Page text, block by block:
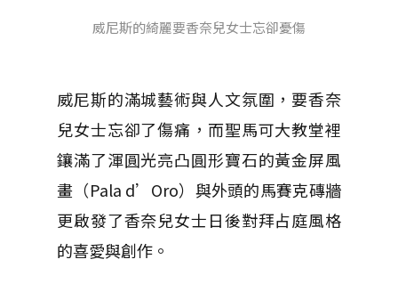
威尼斯的綺麗要香奈兒女士忘卻憂傷
威尼斯的滿城藝術與人文氛圍，要香奈
兒女士忘卻了傷痛，而聖馬可大教堂裡
鑲滿了渾圓光亮凸圓形寶石的黃金屏風
畫（Pala d’Oro）與外頭的馬賽克磚牆
更啟發了香奈兒女士日後對拜占庭風格
的喜愛與創作。